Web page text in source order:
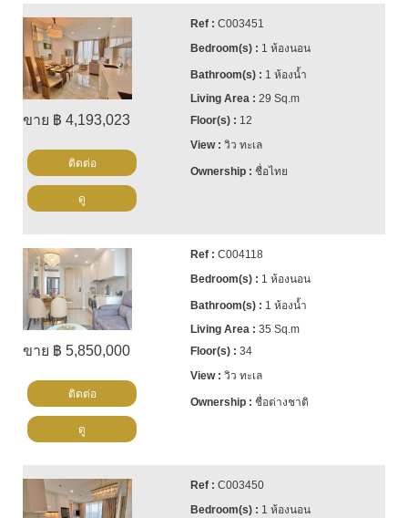
ขาย ฿ 4,193,023
C003451
1 ห้องนอน
1 ห้องน้ำ
29 Sq.m
12
วิว ทะเล
ชื่อไทย
ติดต่อ
ดู
ขาย ฿ 5,850,000
C004118
1 ห้องนอน
1 ห้องน้ำ
35 Sq.m
34
วิว ทะเล
ชื่อต่างชาติ
ติดต่อ
ดู
C003450
1 ห้องนอน